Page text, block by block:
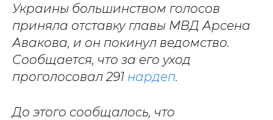
Украины большинством голосов
приняла отставку главы МВД Арсена
Авакова, и он покинул ведомство.
Сообщается, что за его уход
проголосовал 291 нардеп.
До этого сообщалось, что